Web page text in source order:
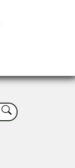
Buscar